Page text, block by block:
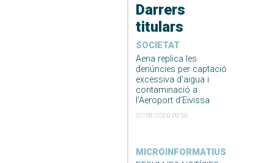
Darrers
titulars
SOCIETAT
Aena replica les
denúncies per captació
excessiva d’aigua i
contaminació a
l’Aeroport d’Eivissa
07/08/2026 09:59
MICROINFORMATIUS